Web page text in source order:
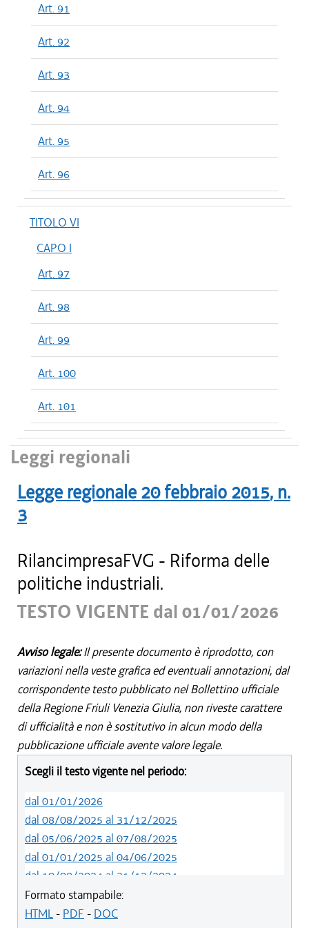
Art. 91
Art. 92
Art. 93
Art. 94
Art. 95
Art. 96
TITOLO VI
CAPO I
Art. 97
Art. 98
Art. 99
Art. 100
Art. 101
Leggi regionali
Legge regionale 20 febbraio 2015, n.
3
RilancimpresaFVG - Riforma delle
politiche industriali.
TESTO VIGENTE dal 01/01/2026
Avviso legale:Il presente documento è riprodotto, con
variazioni nella veste grafica ed eventuali annotazioni, dal
corrispondente testo pubblicato nel Bollettino ufficiale
della Regione Friuli Venezia Giulia, non riveste carattere
di ufficialità e non è sostitutivo in alcun modo della
pubblicazione ufficiale avente valore legale.
Scegli il testo vigente nel periodo:
dal 01/01/2026
dal 08/08/2025 al 31/12/2025
dal 05/06/2025 al 07/08/2025
dal 01/01/2025 al 04/06/2025
dal 10/08/2024 al 31/12/2024
dal 14/05/2024 al 09/08/2024
dal 11/08/2022 al 13/05/2024
Formato stampabile:
HTML- PDF - DOC